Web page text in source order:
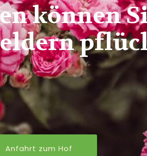
können
Anfahrt zum Hof